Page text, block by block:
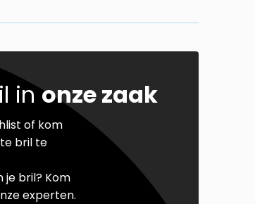
inonze zaak
of kom
bril te
je bril? Kom
experten.